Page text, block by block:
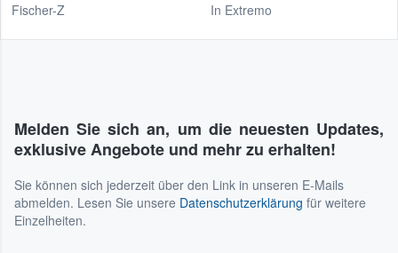
Fischer-Z
In Extremo
Melden Sie sich an, um die neuesten Updates,
exklusive Angebote und mehr zu erhalten!
Sie können sich jederzeit über den Link in unseren E-Mails
abmelden. Lesen Sie unsere Datenschutzerklärung für weitere
Einzelheiten.